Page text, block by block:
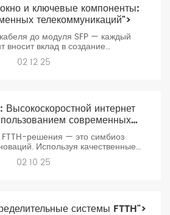
и ключевые компоненты:
телекоммуникаций">
до модуля SFP — каждый
вносит вклад в создание
сети. При проектировании
выбирать сертифицированные
02 12 25
интернет
современных
компонентов">
решения — это симбиоз
Используя качественные
кабеля до адаптеров,
строить сети, которые останутся
02 10 25
системы FTTH">